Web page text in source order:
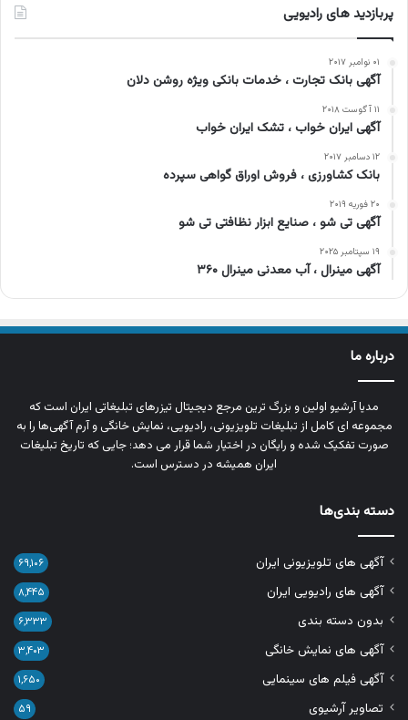
پربازدید های رادیویی
۰۱ نوامبر ۲۰۱۷
آگهی بانک تجارت ، خدمات بانکی ویژه روشن دلان
۱۱ آگوست ۲۰۱۸
آگهی ایران خواب ، تشک ایران خواب
۱۲ دسامبر ۲۰۱۷
بانک کشاورزی ، فروش اوراق گواهی سپرده
۲۰ فوریه ۲۰۱۹
آگهی تی شو ، صنایع ابزار نظافتی تی شو
۱۹ سپتامبر ۲۰۲۵
آگهی مینرال ، آب معدنی مینرال ۳۶۰
درباره ما
مدیا آرشیو اولین و بزرگ‌ ترین مرجع دیجیتال تیزرهای تبلیغاتی ایران است که
مجموعه‌ ای کامل از تبلیغات تلویزیونی، رادیویی، نمایش خانگی و آرم‌ آگهی‌ها را به‌
صورت تفکیک‌ شده و رایگان در اختیار شما قرار می‌ دهد؛ جایی که تاریخ تبلیغات
ایران همیشه در دسترس است.
دسته بندی‌ها
آگهی های تلویزیونی ایران ۶۹,۱۰۶
آگهی های رادیویی ایران ۸,۴۴۵
بدون دسته بندی ۶,۳۳۳
آگهی های نمایش خانگی ۳,۴۰۳
آگهی فیلم های سینمایی ۱,۶۵۰
تصاویر آرشیوی ۵۹